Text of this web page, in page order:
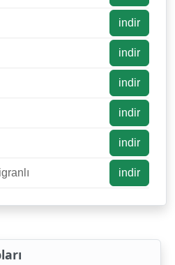
indir
indir
indir
indir
indir
indir